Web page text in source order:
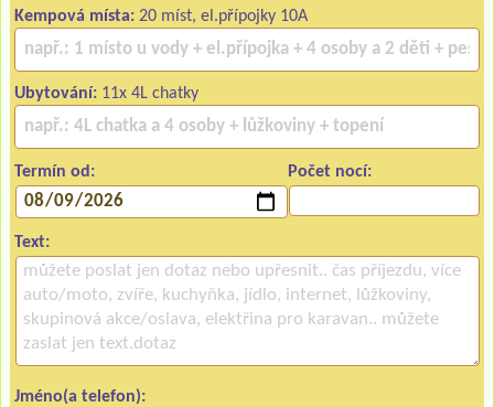
Kempová místa: 20 míst, el.přípojky 10A
Ubytování: 11x 4L chatky
Termín od: Počet nocí:
Text:
Jméno(a telefon):